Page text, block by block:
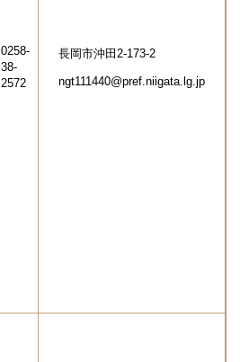
0258-
38-
2572
長岡市沖田2-173-2
ngt111440@pref.niigata.lg.jp